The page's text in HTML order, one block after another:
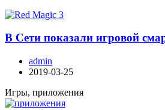
В Сети показали игровой
admin
2019-03-25
Игры, приложения